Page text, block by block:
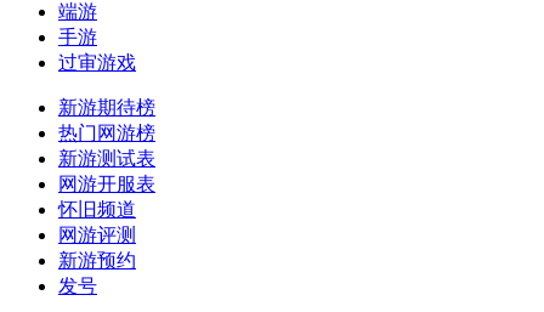
端游
手游
过审游戏
新游期待榜
热门网游榜
新游测试表
网游开服表
怀旧频道
网游评测
新游预约
发号